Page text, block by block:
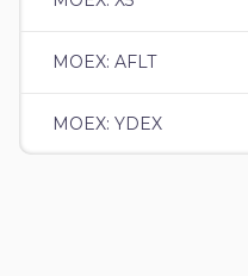
MOEX: AFLT
MOEX: YDEX